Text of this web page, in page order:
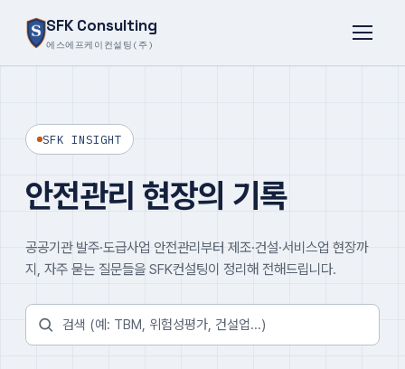
SFK Consulting
에스에프케이컨설팅(주)
SFK INSIGHT
안전관리 현장의 기록
공공기관 발주·도급사업 안전관리부터 제조·건설·서비스업 현장까
지, 자주 묻는 질문들을 SFK컨설팅이 정리해 전해드립니다.